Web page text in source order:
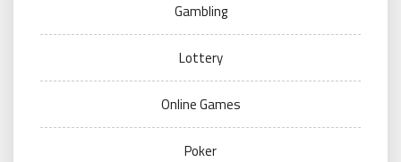
Gambling
Lottery
Online Games
Poker